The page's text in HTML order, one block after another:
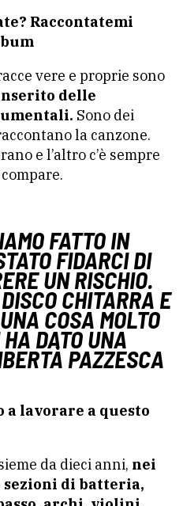
Raccontatemi
vere e proprie sono
delle
Sono dei
la canzone.
e l’altro c’è sempre
FATTO IN
FIDARCI DI
UN RISCHIO.
CHITARRA E
COSA MOLTO
DATO UNA
PAZZESCA
a lavorare a questo
da dieci anni, nei
sezioni di batteria,